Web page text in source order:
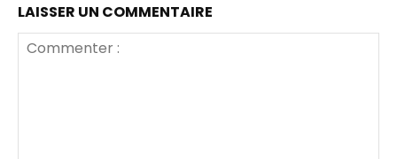
LAISSER UN COMMENTAIRE